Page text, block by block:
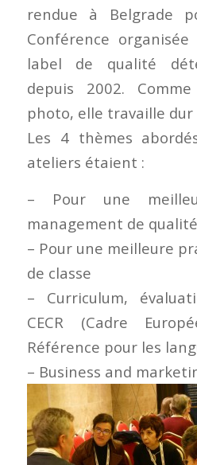
rendue à Belgrade
Conférence
label de qualité
depuis 2002.
photo, elle travaille dur
Les 4 thèmes
ateliers étaient :
– Pour une
management de qualité
– Pour une meilleure
de classe
– Curriculum,
CECR (Cadre
Référence pour les
– Business and